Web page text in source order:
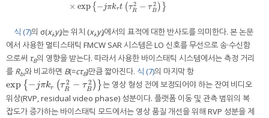
× exp{ −jπkrt (τ 2
R − τ 2
B ) }
식 (7)의 σ(xi,yi)는 위치 (xi,yi)에서의 표적에 대한 반사도를 의미한다. 본 논문
에서 사용한 멀티스태틱 FMCW SAR 시스템은 LO 신호를 무선으로 송·수신함
으로써 τB의 영향을 받는다. 따라서 사용한 바이스태틱 시스템에서는 측정 거리
를 Rbi와 비교하면 B(=cτB)만큼 짧아진다. 식 (7)의 마지막 항
exp { −jπkr (τ 2
R − τ 2
B ) }
exp− jπkrτR2− τB2
는 영상 형성 전에 보정되어야 하는 잔여 비디오
위상(RVP, residual video phase) 성분이다. 플랫폼 이동 및 관측 범위의 복
잡도가 증가하는 바이스태틱 모드에서는 영상 품질 개선을 위해 RVP 성분을 제